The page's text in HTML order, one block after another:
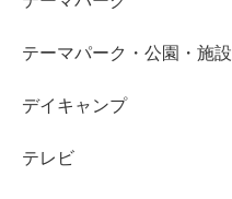
テーマパーク・公園・施設
デイキャンプ
テレビ